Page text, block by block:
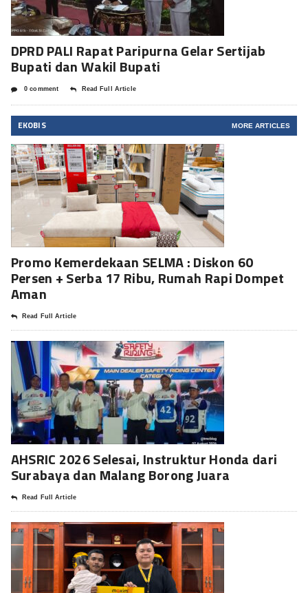
DPRD PALI Rapat Paripurna Gelar Sertijab
Bupati dan Wakil Bupati
0 comment Read Full Article
EKOBIS MORE ARTICLES
Promo Kemerdekaan SELMA : Diskon 60
Persen + Serba 17 Ribu, Rumah Rapi Dompet
Aman
Read Full Article
AHSRIC 2026 Selesai, Instruktur Honda dari
Surabaya dan Malang Borong Juara
Read Full Article